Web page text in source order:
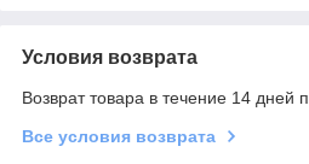
Условия возврата
Возврат товара в течение 14 дней
Все условия возврата